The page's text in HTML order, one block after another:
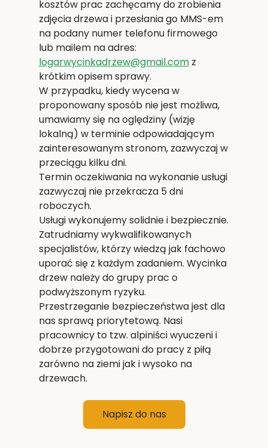
kosztów prac zachęcamy do zrobienia
zdjęcia drzewa i przesłania go MMS-em
na podany numer telefonu firmowego
lub mailem na adres:
logarwycinkadrzew@gmail.comz
krótkim opisem sprawy.
W przypadku, kiedy wycena w
proponowany sposób nie jest możliwa,
umawiamy się na oględziny (wizję
lokalną) w terminie odpowiadającym
zainteresowanym stronom, zazwyczaj w
przeciągu kilku dni.
Termin oczekiwania na wykonanie usługi
zazwyczaj nie przekracza 5 dni
roboczych.
Usługi wykonujemy solidnie i bezpiecznie.
Zatrudniamy wykwalifikowanych
specjalistów, którzy wiedzą jak fachowo
uporać się z każdym zadaniem. Wycinka
drzew należy do grupy prac o
podwyższonym ryzyku.
Przestrzeganie bezpieczeństwa jest dla
nas sprawą priorytetową. Nasi
pracownicy to tzw. alpiniści wyuczeni i
dobrze przygotowani do pracy z piłą
zarówno na ziemi jak i wysoko na
drzewach.
Napisz do nas